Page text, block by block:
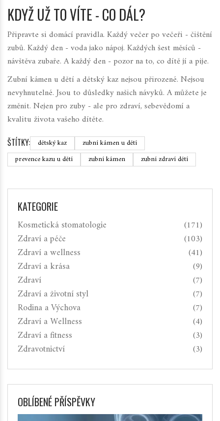
KDYŽ UŽ TO VÍTE - CO DÁL?
Připravte si domácí pravidla. Každý večer po večeři - čištění
zubů. Každý den - voda jako nápoj. Každých šest měsíců -
návštěva zubaře. A každý den - pozor na to, co dítě jí a pije.
Zubní kámen u dětí a dětský kaz nejsou přirozené. Nejsou
nevyhnutelné. Jsou to důsledky našich návyků. A můžete je
změnit. Nejen pro zuby - ale pro zdraví, sebevědomí a
kvalitu života vašeho dítěte.
ŠTÍTKY: dětský kaz
zubní kámen u dětí
prevence kazu u dětí
zubní kámen zubní zdraví dětí
KATEGORIE
Kosmetická stomatologie (171)
Zdraví a péče (103)
Zdraví a wellness (41)
Zdraví a krása (9)
Zdraví (7)
Zdraví a životní styl (7)
Rodina a Výchova (7)
Zdraví a Wellness (4)
Zdraví a fitness (3)
Zdravotnictví (3)
OBLÍBENÉ PŘÍSPĚVKY